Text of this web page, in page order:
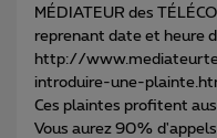
MÉDIATEUR des
reprenant date et heure
http://
introduire-une-
Ces plaintes profitent
Vous aurez 90%